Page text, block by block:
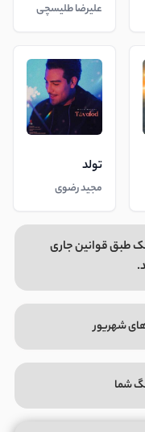
علیرضا طلیسچی
تولد
مجید رضوی
طبق قوانین جاری
شهریور
شما